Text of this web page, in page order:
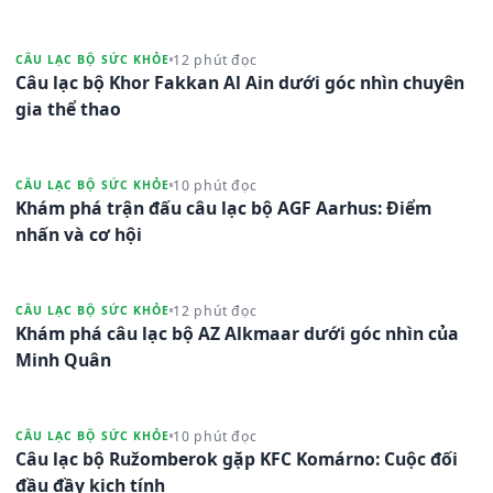
CÂU LẠC BỘ SỨC KHỎE 12 phút đọc
Câu lạc bộ Khor Fakkan Al Ain dưới góc nhìn chuyên
gia thể thao
CÂU LẠC BỘ SỨC KHỎE 10 phút đọc
Khám phá trận đấu câu lạc bộ AGF Aarhus: Điểm
nhấn và cơ hội
CÂU LẠC BỘ SỨC KHỎE 12 phút đọc
Khám phá câu lạc bộ AZ Alkmaar dưới góc nhìn của
Minh Quân
CÂU LẠC BỘ SỨC KHỎE 10 phút đọc
Câu lạc bộ Ružomberok gặp KFC Komárno: Cuộc đối
đầu đầy kịch tính